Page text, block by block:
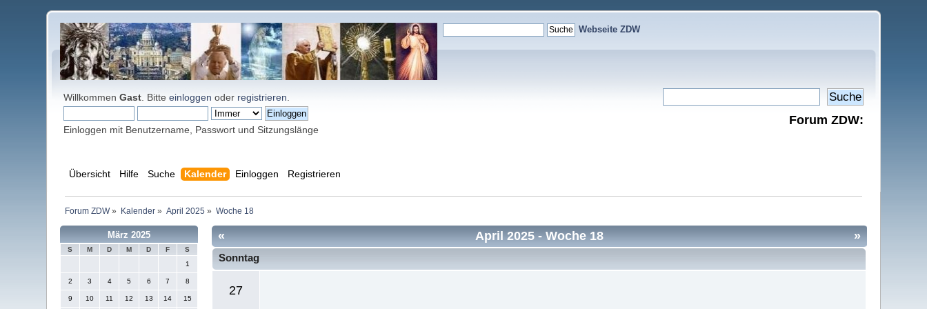
Webseite ZDW
WillkommenGast . Bitteeinloggen oder registrieren
Einloggen mit Benutzername, Passwort und Sitzungslänge
Forum ZDW:
Übersicht Hilfe Suche Kalender Einloggen Registrieren
Forum ZDW» Kalender» April 2025 » Woche 18
März 2025
S M D M D F
S
1
2 3 4 5 6 7 8
9 10 11 12 13 14 15
« »
April 2025- Woche 18
Sonntag
27